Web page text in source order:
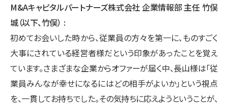
M&Aキャピタルパートナーズ株式会社 企業情報部 主任 竹俣
城（以下、竹俣）
初めてお会いした時から、従業員の方々を第一に、ものすごく
大事にされている経営者様だという印象があったことを覚え
ています。さまざまな企業からオファーが届く中、長山様は「従
業員みんなが幸せになるにはどの相手がよいか」という視点
を、一貫してお持ちでした。その気持ちに応えようということが、